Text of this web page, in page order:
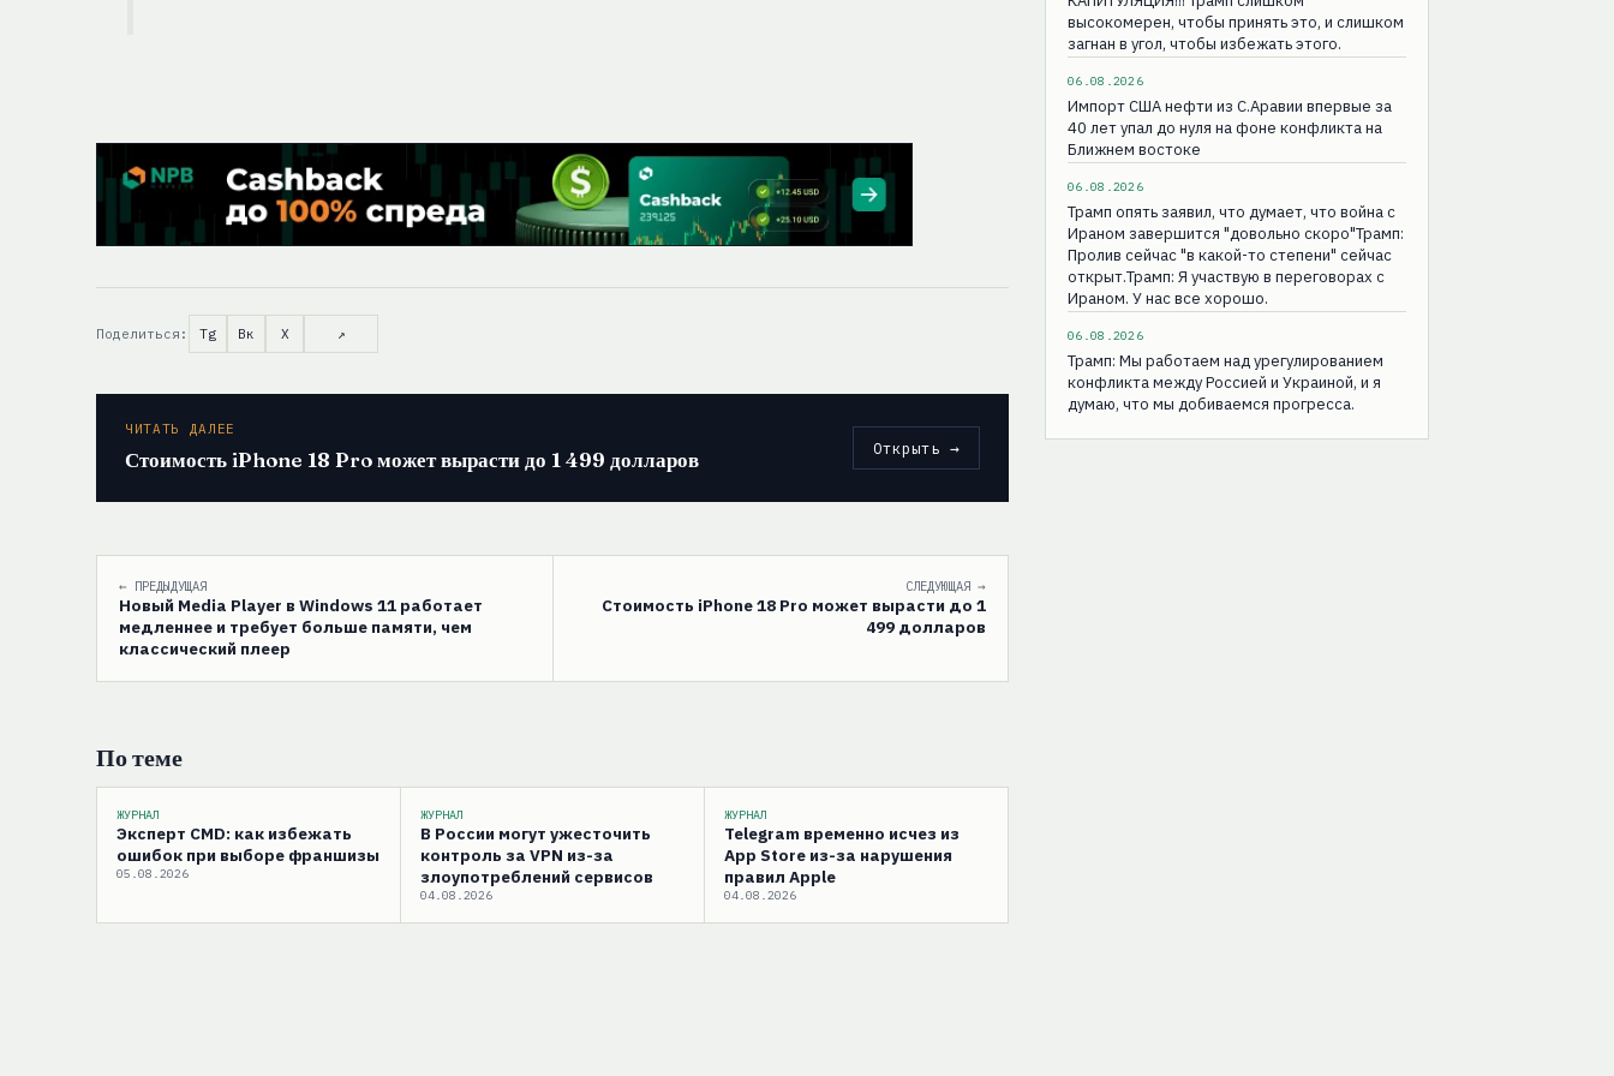
Поделиться: Tg Вк X ↗
ЧИТАТЬ ДАЛЕЕ
Стоимость iPhone 18 Pro может вырасти до 1 499 долларов Открыть →
← ПРЕДЫДУЩАЯ
Новый Media Player в Windows 11 работает
медленнее и требует больше памяти, чем
классический плеер
СЛЕДУЮЩАЯ →
Стоимость iPhone 18 Pro может вырасти до 1
499 долларов
По теме
ЖУРНАЛ
Эксперт CMD: как избежать
ошибок при выборе франшизы
05.08.2026
ЖУРНАЛ
В России могут ужесточить
контроль за VPN из-за
злоупотреблений сервисов
04.08.2026
ЖУРНАЛ
Telegram временно исчез из
App Store из-за нарушения
правил Apple
04.08.2026
высокомерен, чтобы принять это, и слишком
загнан в угол, чтобы избежать этого.
06.08.2026
Импорт США нефти из С.Аравии впервые за
40 лет упал до нуля на фоне конфликта на
Ближнем востоке
06.08.2026
Трамп опять заявил, что думает, что война с
Ираном завершится "довольно скоро"Трамп:
Пролив сейчас "в какой-то степени" сейчас
открыт.Трамп: Я участвую в переговорах с
Ираном. У нас все хорошо.
06.08.2026
Трамп: Мы работаем над урегулированием
конфликта между Россией и Украиной, и я
думаю, что мы добиваемся прогресса.